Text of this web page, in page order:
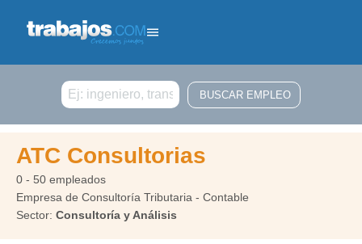
Buscar
ATC Consultorias
0 - 50 empleados
Empresa de Consultoría Tributaria - Contable
Sector: Consultoría y Análisis